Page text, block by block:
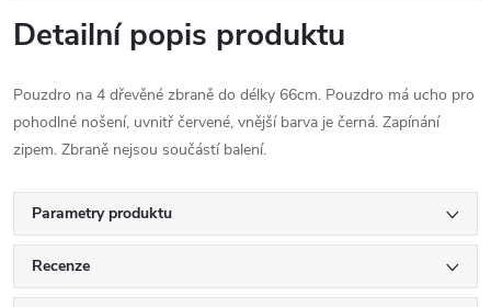
Detailní popis produktu
Pouzdro na 4 dřevěné zbraně do délky 66cm. Pouzdro má ucho pro
pohodlné nošení, uvnitř červené, vnější barva je černá. Zapínání
zipem. Zbraně nejsou součástí balení.
Parametry produktu
Recenze